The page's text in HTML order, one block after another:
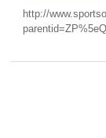
http://
parentid=ZP%5eQ